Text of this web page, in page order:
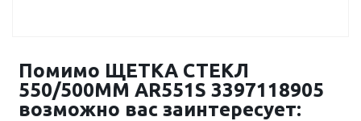
Помимо ЩЕТКА СТЕКЛ
550/500ММ AR551S 3397118905
возможно вас заинтересует: